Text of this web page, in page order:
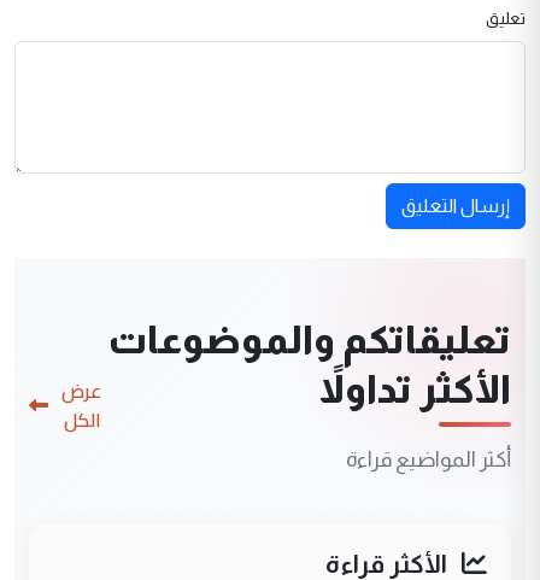
تعليق
إرسال التعليق
تعليقاتكم والموضوعات
الأكثر تداولاً
أكثر المواضيع قراءة
عرض
الكل
الأكثر قراءة